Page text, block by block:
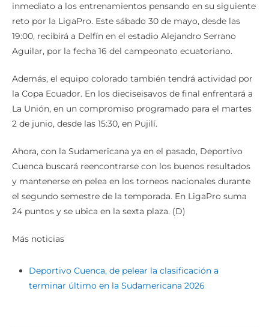
inmediato a los entrenamientos pensando en su siguiente
reto por la LigaPro. Este sábado 30 de mayo, desde las
19:00, recibirá a Delfín en el estadio Alejandro Serrano
Aguilar, por la fecha 16 del campeonato ecuatoriano.
Además, el equipo colorado también tendrá actividad por
la Copa Ecuador. En los dieciseisavos de final enfrentará a
La Unión, en un compromiso programado para el martes
2 de junio, desde las 15:30, en Pujilí.
Ahora, con la Sudamericana ya en el pasado, Deportivo
Cuenca buscará reencontrarse con los buenos resultados
y mantenerse en pelea en los torneos nacionales durante
el segundo semestre de la temporada. En LigaPro suma
24 puntos y se ubica en la sexta plaza. (D)
Más noticias
Deportivo Cuenca, de pelear la clasificación a
terminar último en la Sudamericana 2026